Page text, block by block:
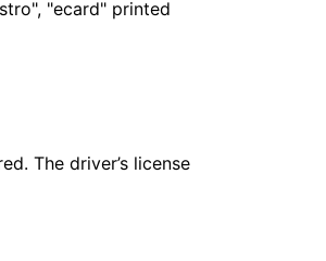
"ecard" printed
The driver’s license